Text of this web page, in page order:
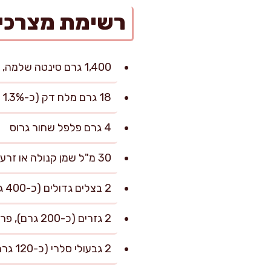
רשימת
1,400 גרם סינטה שלמה, חתיכה אחת (רצוי קשורה בחוט)
18 גרם מלח דק (כ-1.3% ממשקל הבשר)
4 גרם פלפל שחור גרוס
30 מ"ל שמן קנולה או זרעי ענבים
2 בצלים גדולים (כ-400 גרם), פרוסים לחצי טבעות בעובי 0.5 ס"מ
2 גזרים (כ-200 גרם), פרוסים לעיגולים בעובי 1 ס"מ
2 גבעולי סלרי (כ-120 גרם), פרוסים בעובי 1 ס"מ